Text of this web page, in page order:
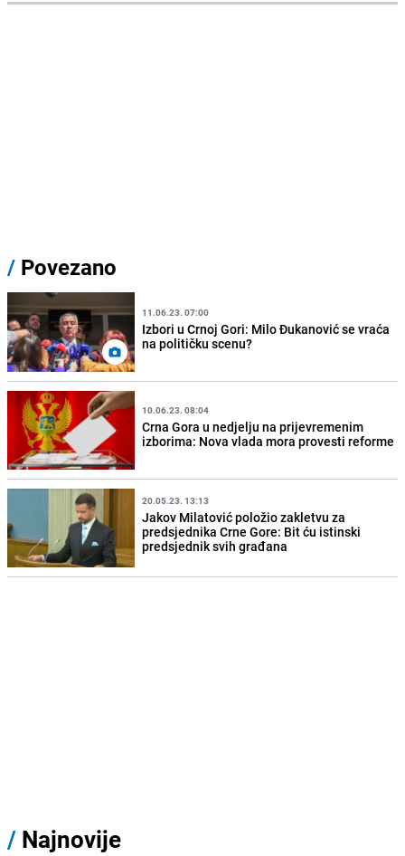
/ Povezano
11.06.23. 07:00
Izbori u Crnoj Gori: Milo Đukanović se vraća
na političku scenu?
10.06.23. 08:04
Crna Gora u nedjelju na prijevremenim
izborima: Nova vlada mora provesti reforme
20.05.23. 13:13
Jakov Milatović položio zakletvu za
predsjednika Crne Gore: Bit ću istinski
predsjednik svih građana
/ Najnovije